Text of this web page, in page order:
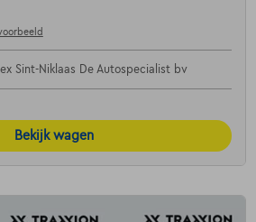
Sint-Niklaas De Autospecialist bv
Bekijk wagen